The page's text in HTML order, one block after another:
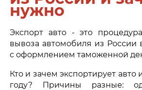
нужно
Экспорт авто - это
вывоза автомобиля из России
с оформлением таможенной
Кто и зачем экспортирует авто
году? Причины разные: